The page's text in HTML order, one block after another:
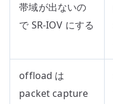
帯域が出ないの
で SR-IOV にする
offload は
packet capture